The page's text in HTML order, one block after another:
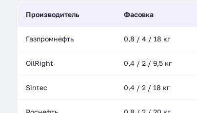
Производитель Фасовка
Газпромнефть 0,8 / 4 / 18 кг
OilRight 0,4 / 2 / 9,5 кг
Sintec 0,4 / 2 / 18 кг